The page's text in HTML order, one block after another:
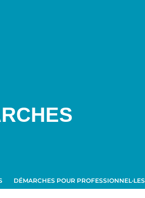
DÉMARCHES POUR PROFESSIONNEL·LES